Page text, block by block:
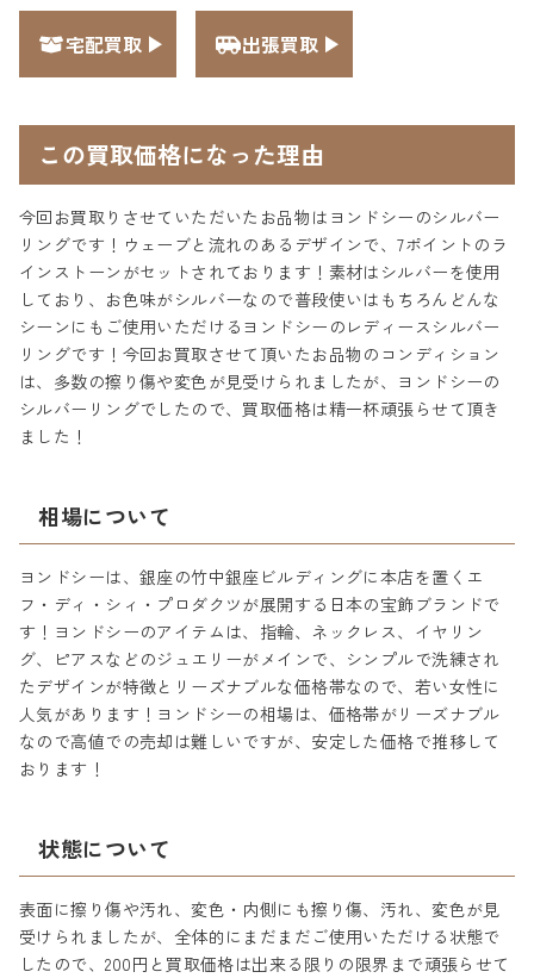
宅配買取 出張買取
この買取価格になった理由
今回お買取りさせていただいたお品物はヨンドシーのシルバー
リングです！ウェーブと流れのあるデザインで、7ポイントのラ
インストーンがセットされております！素材はシルバーを使用
しており、お色味がシルバーなので普段使いはもちろんどんな
シーンにもご使用いただけるヨンドシーのレディースシルバー
リングです！今回お買取させて頂いたお品物のコンディション
は、多数の擦り傷や変色が見受けられましたが、ヨンドシーの
シルバーリングでしたので、買取価格は精一杯頑張らせて頂き
ました！
相場について
ヨンドシーは、銀座の竹中銀座ビルディングに本店を置くエ
フ・ディ・シィ・プロダクツが展開する日本の宝飾ブランドで
す！ヨンドシーのアイテムは、指輪、ネックレス、イヤリン
グ、ピアスなどのジュエリーがメインで、シンプルで洗練され
たデザインが特徴とリーズナブルな価格帯なので、若い女性に
人気があります！ヨンドシーの相場は、価格帯がリーズナブル
なので高値での売却は難しいですが、安定した価格で推移して
おります！
状態について
表面に擦り傷や汚れ、変色・内側にも擦り傷、汚れ、変色が見
受けられましたが、全体的にまだまだご使用いただける状態で
したので、200円と買取価格は出来る限りの限界まで頑張らせて